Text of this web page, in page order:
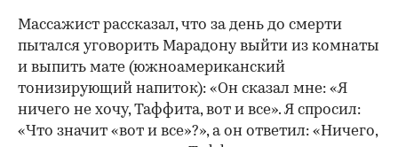
Массажист рассказал, что за день до смерти
пытался уговорить Марадону выйти из комнаты
и выпить мате (южноамериканский
тонизирующий напиток): «Он сказал мне: «Я
ничего не хочу, Таффита, вот и все». Я спросил:
«Что значит «вот и все»?», а он ответил: «Ничего,